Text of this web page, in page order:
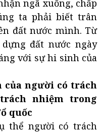
ngã xuống, chấp
ta phải biết trân
đất nước mình. Từ
đất nước ngày
với sự hi sinh của
của người có trách
nhiệm trong
quốc
thể người có trách